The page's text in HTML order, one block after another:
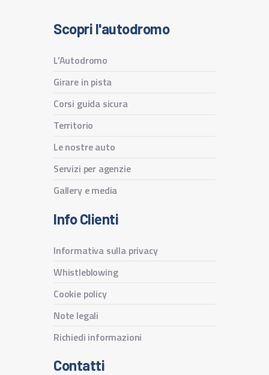
Scopri l'autodromo
L’Autodromo
Girare in pista
Corsi guida sicura
Territorio
Le nostre auto
Servizi per agenzie
Gallery e media
Info Clienti
Informativa sulla privacy
Whistleblowing
Cookie policy
Note legali
Richiedi informazioni
Contatti